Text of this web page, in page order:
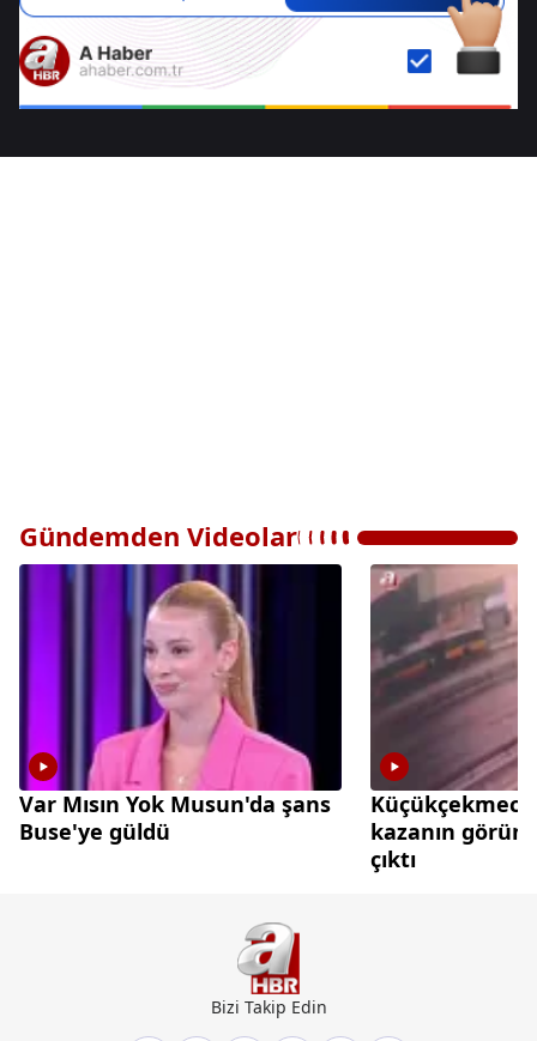
Gündemden Videolar
Var Mısın Yok Musun'da şans
Buse'ye güldü
kazanın
çıktı
Bizi Takip Edin